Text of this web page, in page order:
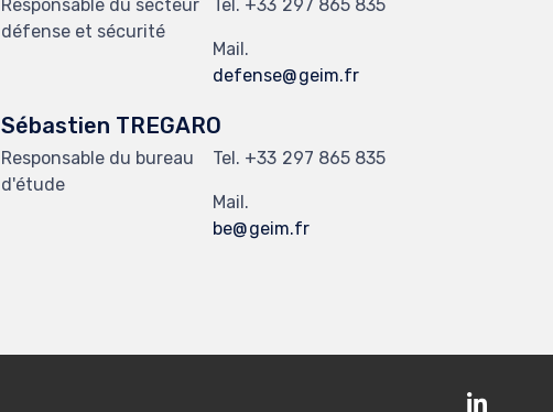
Responsable du secteur
défense et sécurité
Tel. 297 865 835
Mail.
defense
geim.fr
Sébastien TREGARO
Responsable du bureau
d'étude
Tel. 297 865 835
Mail.
be
geim.fr